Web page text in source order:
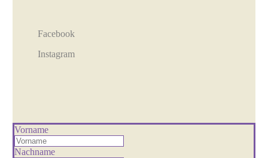
Facebook
Instagram
Vorname
Nachname